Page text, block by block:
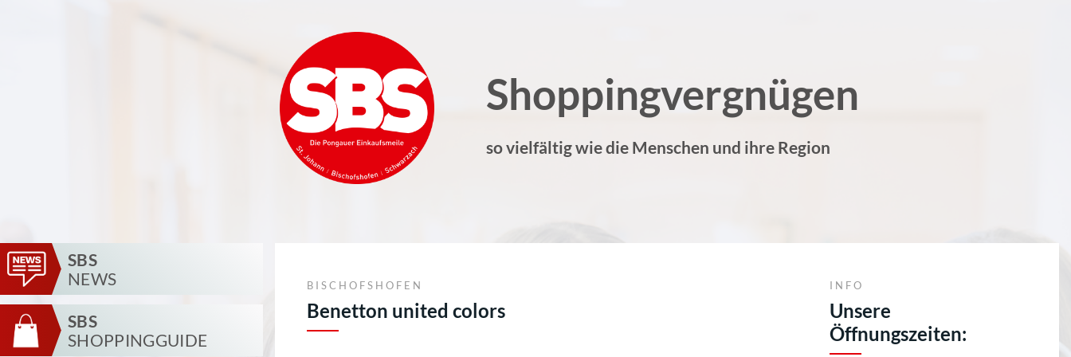
Shoppingvergnügen
so vielfältig wie die Menschen und ihre Region
SBS
NEWS
SBS
SHOPPINGGUIDE
BISCHOFSHOFEN
Benetton united colors
INFO
Unsere
Öffnungszeiten: